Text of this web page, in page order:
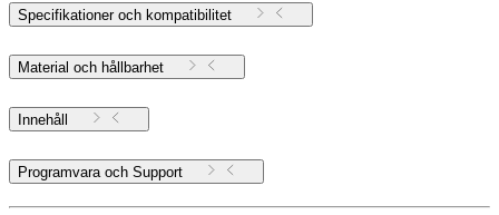
Specifikationer och kompatibilitet
Material och hållbarhet
Innehåll
Programvara och Support